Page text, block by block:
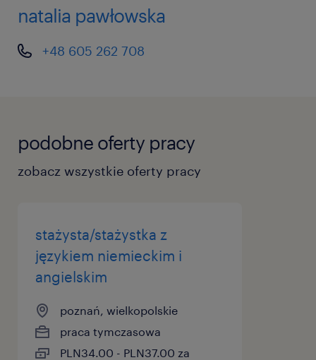
natalia pawłowska
+48 605 262 708
podobne oferty pracy
zobacz wszystkie oferty pracy
stażysta/stażystka z
językiem niemieckim i
angielskim
poznań, wielkopolskie
praca tymczasowa
PLN34.00 - PLN37.00 za